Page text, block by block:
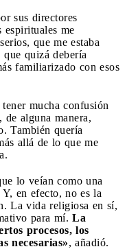
sus directores
espirituales me
que me estaba
quizá debería
familiarizado con esos
mucha confusión
de alguna manera,
También quería
allá de lo que me
lo veían como una
en efecto, no es la
La vida religiosa en sí,
para mí. La
procesos, los
necesarias», añadió.